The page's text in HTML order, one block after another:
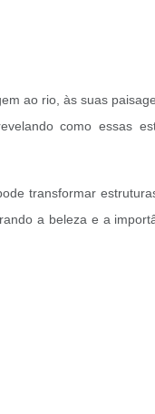
ao rio, às suas
como essas
transformar
a beleza e a